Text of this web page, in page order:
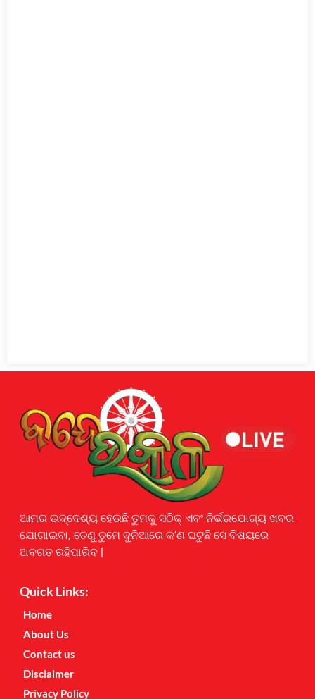
ଆମର ଉଦ୍ଦେଶ୍ୟ ହେଉଛି ତୁମକୁ ସଠିକ୍ ଏବଂ ନିର୍ଭରଯୋଗ୍ୟ ଖବର
ଯୋଗାଇବା, ତେଣୁ ତୁମେ ଦୁନିଆରେ କ’ଣ ଘଟୁଛି ସେ ବିଷୟରେ
ଅବଗତ ରହିପାରିବ |
Quick Links:
Home
About Us
Contact us
Disclaimer
Privacy Policy